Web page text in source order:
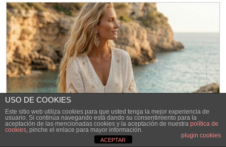
USO DE COOKIES
Este sitio web utiliza cookies para que usted tenga la mejor experiencia de
usuario. Si continúa navegando está dando su consentimiento para la
aceptación de las mencionadas cookies y la aceptación de nuestra política de
cookies, pinche el enlace para mayor información.
plugin cookies
ACEPTAR